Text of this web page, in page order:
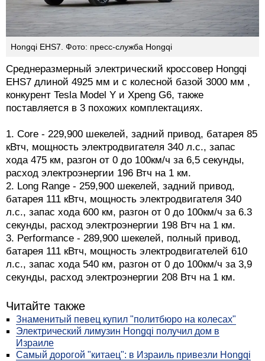
Hongqi EHS7. Фото: пресс-служба Hongqi
Среднеразмерный электрический кроссовер Hongqi
EHS7 длиной 4925 мм и с колесной базой 3000 мм ,
конкурент Tesla Model Y и Xpeng G6, также
поставляется в 3 похожих комплектациях.
1. Core - 229,900 шекелей, задний привод, батарея 85
кВтч, мощность электродвигателя 340 л.с., запас
хода 475 км, разгон от 0 до 100км/ч за 6,5 секунды,
расход электроэнергии 196 Втч на 1 км.
2. Long Range - 259,900 шекелей, задний привод,
батарея 111 кВтч, мощность электродвигателя 340
л.с., запас хода 600 км, разгон от 0 до 100км/ч за 6.3
секунды, расход электроэнергии 198 Втч на 1 км.
3. Performance - 289,900 шекелей, полный привод,
батарея 111 кВтч, мощность электродвигателей 610
л.с., запас хода 540 км, разгон от 0 до 100км/ч за 3,9
секунды, расход электроэнергии 208 Втч на 1 км.
Читайте также
Знаменитый певец купил "политбюро на колесах"
Электрический лимузин Hongqi получил дом в
Израиле
Самый дорогой "китаец": в Израиль привезли Hongqi